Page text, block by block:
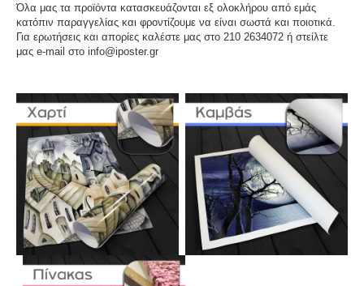
Όλα μας τα προϊόντα κατασκευάζονται εξ ολοκλήρου από εμάς
κατόπιν παραγγελίας και φροντίζουμε να είναι σωστά και ποιοτικά.
Για ερωτήσεις και απορίες καλέστε μας στο 210 2634072 ή στείλτε
μας e-mail στο info@iposter.gr